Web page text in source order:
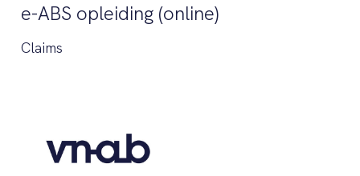
e-ABS opleiding (online)
Claims